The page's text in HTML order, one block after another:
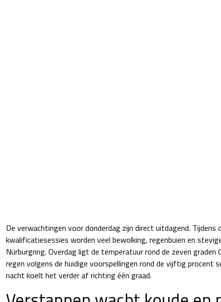
De verwachtingen voor donderdag zijn direct uitdagend. Tijdens
kwalificatiesessies worden veel bewolking, regenbuien en
Nürburgring. Overdag ligt de temperatuur rond de zeven graden
regen volgens de huidige voorspellingen rond de vijftig procent
nacht koelt het verder af richting één graad.